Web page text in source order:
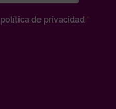
política de privacidad